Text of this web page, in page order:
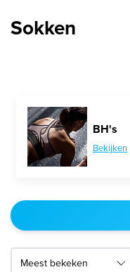
Sokken
BH's
Bekijken